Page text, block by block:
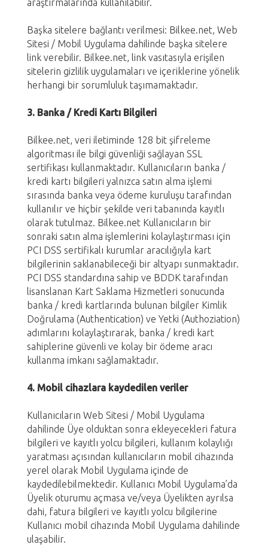
araştırmalarında kullanılabilir.
Başka sitelere bağlantı verilmesi: Bilkee.net, Web
Sitesi / Mobil Uygulama dahilinde başka sitelere
link verebilir. Bilkee.net, link vasıtasıyla erişilen
sitelerin gizlilik uygulamaları ve içeriklerine yönelik
herhangi bir sorumluluk taşımamaktadır.
3. Banka / Kredi Kartı Bilgileri
Bilkee.net, veri iletiminde 128 bit şifreleme
algoritması ile bilgi güvenliği sağlayan SSL
sertifikası kullanmaktadır. Kullanıcıların banka /
kredi kartı bilgileri yalnızca satın alma işlemi
sırasında banka veya ödeme kuruluşu tarafından
kullanılır ve hiçbir şekilde veri tabanında kayıtlı
olarak tutulmaz. Bilkee.net Kullanıcıların bir
sonraki satın alma işlemlerini kolaylaştırması için
PCI DSS sertifikalı kurumlar aracılığıyla kart
bilgilerinin saklanabileceği bir altyapı sunmaktadır.
PCI DSS standardına sahip ve BDDK tarafından
lisanslanan Kart Saklama Hizmetleri sonucunda
banka / kredi kartlarında bulunan bilgiler Kimlik
Doğrulama (Authentication) ve Yetki (Authoziation)
adımlarını kolaylaştırarak, banka / kredi kart
sahiplerine güvenli ve kolay bir ödeme aracı
kullanma imkanı sağlamaktadır.
4. Mobil cihazlara kaydedilen veriler
Kullanıcıların Web Sitesi / Mobil Uygulama
dahilinde Üye olduktan sonra ekleyecekleri fatura
bilgileri ve kayıtlı yolcu bilgileri, kullanım kolaylığı
yaratması açısından kullanıcıların mobil cihazında
yerel olarak Mobil Uygulama içinde de
kaydedilebilmektedir. Kullanıcı Mobil Uygulama’da
Üyelik oturumu açmasa ve/veya Üyelikten ayrılsa
dahi, fatura bilgileri ve kayıtlı yolcu bilgilerine
Kullanıcı mobil cihazında Mobil Uygulama dahilinde
ulaşabilir.